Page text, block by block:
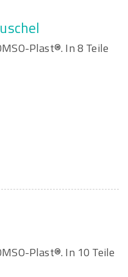
Plast®. In 8 Teile
Plast®. In 10 Teile